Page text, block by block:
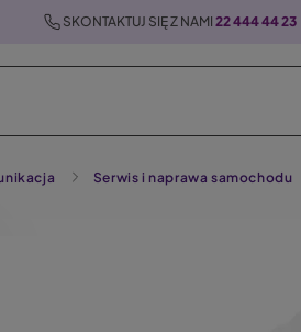
SKONTAKTUJ SIĘ Z NAMI 22 444 44 23
Serwis i naprawa samochodu